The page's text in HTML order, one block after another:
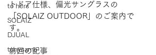
to hers
SOLAIZ
DJUAL
tonysame：
トドア仕様、偏光サングラスの
「SOLAIZ OUTDOOR」のご案内で
す。
前回の記事